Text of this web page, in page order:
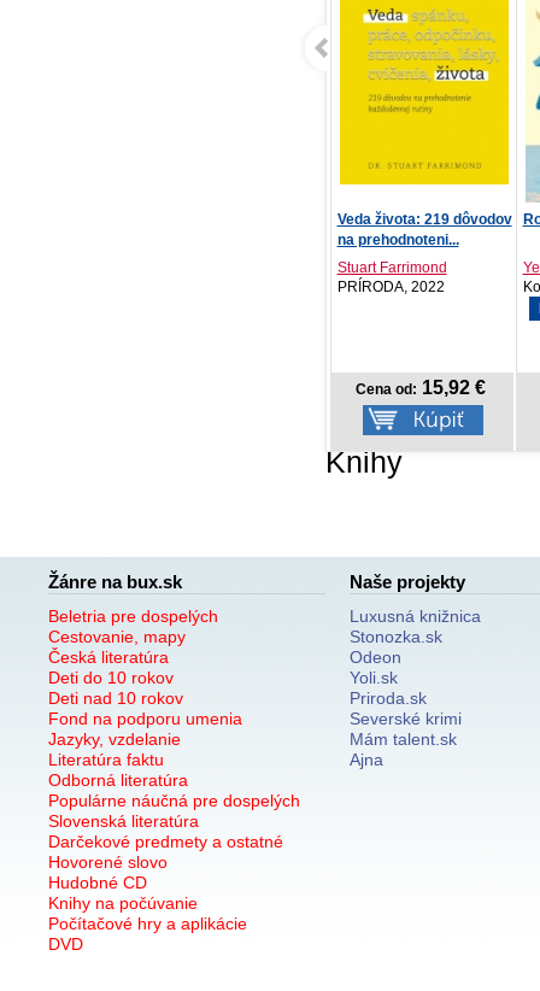
Veda života: 219 dôvodov
na prehodnoteni...
Stuart Farrimond
PRÍRODA, 2022
Cena od:15,92 €
Knihy
Žánre na bux.sk
Beletria pre dospelých
Cestovanie, mapy
Česká literatúra
Deti do 10 rokov
Deti nad 10 rokov
Fond na podporu umenia
Jazyky, vzdelanie
Literatúra faktu
Odborná literatúra
Populárne náučná pre dospelých
Slovenská literatúra
Darčekové predmety a ostatné
Hovorené slovo
Hudobné CD
Knihy na počúvanie
Počítačové hry a aplikácie
DVD
Naše projekty
Luxusná knižnica
Stonozka.sk
Odeon
Yoli.sk
Priroda.sk
Severské krimi
Mám talent.sk
Ajna